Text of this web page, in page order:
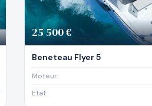
25 500 €
Beneteau Flyer 5
Moteur
Etat